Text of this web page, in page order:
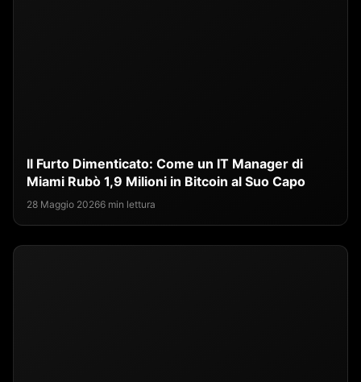
Il Furto Dimenticato: Come un IT Manager di
Miami Rubò 1,9 Milioni in Bitcoin al Suo Capo
28 Maggio 20266 min lettura